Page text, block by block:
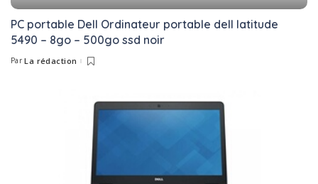
PC portable Dell Ordinateur portable dell latitude
5490 – 8go – 500go ssd noir
Posted
Par La rédaction